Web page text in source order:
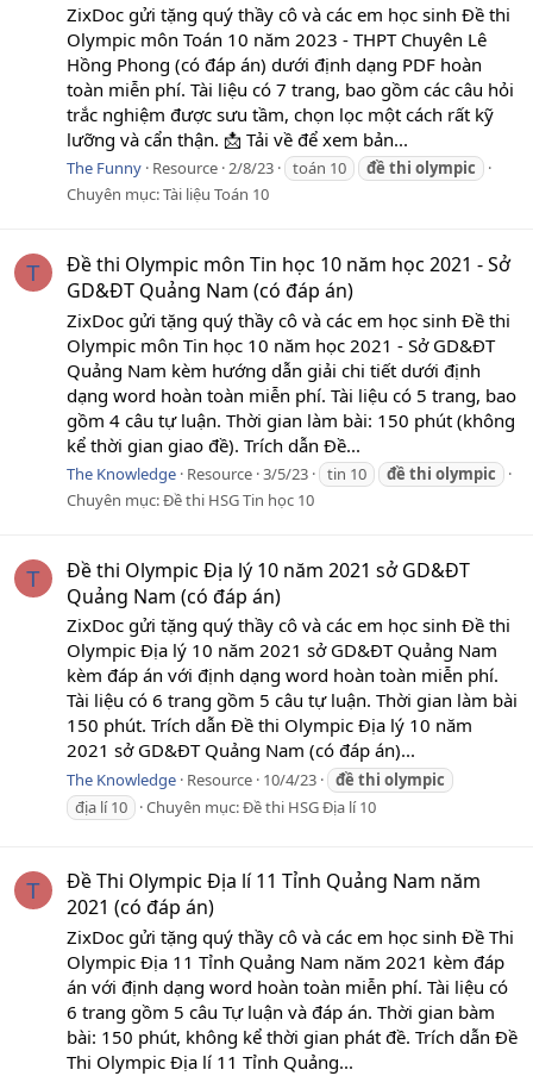
ZixDoc gửi tặng quý thầy cô và các em học sinh Đề thi
Olympic môn Toán 10 năm 2023 - THPT Chuyên Lê
Hồng Phong (có đáp án) dưới định dạng PDF hoàn
toàn miễn phí. Tài liệu có 7 trang, bao gồm các câu hỏi
trắc nghiệm được sưu tầm, chọn lọc một cách rất kỹ
lưỡng và cẩn thận. 📩 Tải về để xem bản...
The Funny Resource 2/8/23 toán 10 đề thi olympic
Chuyên mục:Tài liệu Toán 10
T
Đề thi Olympic môn Tin học 10 năm học 2021 - Sở
GD&ĐT Quảng Nam (có đáp án)
ZixDoc gửi tặng quý thầy cô và các em học sinh Đề thi
Olympic môn Tin học 10 năm học 2021 - Sở GD&ĐT
Quảng Nam kèm hướng dẫn giải chi tiết dưới định
dạng word hoàn toàn miễn phí. Tài liệu có 5 trang, bao
gồm 4 câu tự luận. Thời gian làm bài: 150 phút (không
kể thời gian giao đề). Trích dẫn Đề...
The Knowledge Resource 3/5/23 tin 10 đề thi olympic
Chuyên mục:Đề thi HSG Tin học 10
T
Đề thi Olympic Địa lý 10 năm 2021 sở GD&ĐT
Quảng Nam (có đáp án)
ZixDoc gửi tặng quý thầy cô và các em học sinh Đề thi
Olympic Địa lý 10 năm 2021 sở GD&ĐT Quảng Nam
kèm đáp án với định dạng word hoàn toàn miễn phí.
Tài liệu có 6 trang gồm 5 câu tự luận. Thời gian làm bài
150 phút. Trích dẫn Đề thi Olympic Địa lý 10 năm
2021 sở GD&ĐT Quảng Nam (có đáp án)...
The Knowledge Resource 10/4/23 đề thi olympic
địa lí 10
Chuyên mục:Đề thi HSG Địa lí 10
T
Đề Thi Olympic Địa lí 11 Tỉnh Quảng Nam năm
2021 (có đáp án)
ZixDoc gửi tặng quý thầy cô và các em học sinh Đề Thi
Olympic Địa 11 Tỉnh Quảng Nam năm 2021 kèm đáp
án với định dạng word hoàn toàn miễn phí. Tài liệu có
6 trang gồm 5 câu Tự luận và đáp án. Thời gian bàm
bài: 150 phút, không kể thời gian phát đề. Trích dẫn Đề
Thi Olympic Địa lí 11 Tỉnh Quảng...